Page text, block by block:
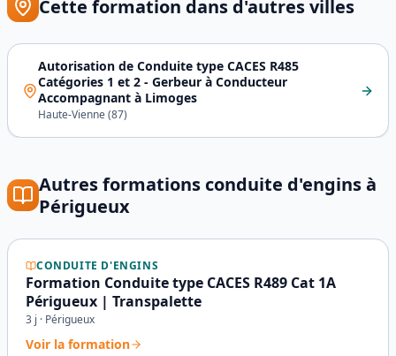
Cette formation dans d'autres villes
Autorisation de Conduite type CACES R485
Catégories 1 et 2 - Gerbeur à Conducteur
Accompagnant à Limoges
Haute-Vienne(87)
Autres formations conduite d'enginsà
Périgueux
CONDUITE D'ENGINS
Formation Conduite type CACES R489 Cat 1A
Périgueux | Transpalette
3 j · Périgueux
Voir la formation